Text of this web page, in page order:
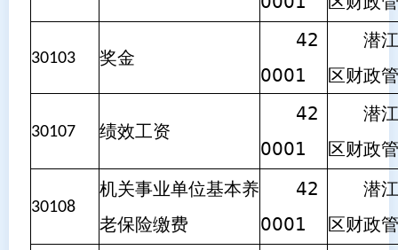
30103 奖金
42
0001
潜江
区财政
30107 绩效工资
42
0001
潜江
区财政
30108
机关事业单位基本养
老保险缴费
42
0001
潜江
区财政